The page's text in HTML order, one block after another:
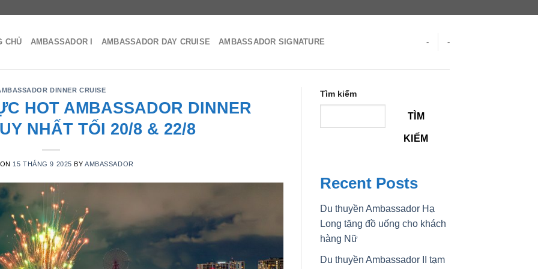
CHỦ AMBASSADOR I AMBASSADOR DAY CRUISE AMBASSADOR SIGNATURE - -
DINNER CRUISE
HOT AMBASSADOR DINNER
NHẤT TỐI 20/8 & 22/8
15 THÁNG 9 2025 BYAMBASSADOR
Tìm kiếm
TÌM
KIẾM
Recent Posts
Du thuyền Ambassador Hạ
Long tặng đồ uống cho khách
hàng Nữ
Du thuyền Ambassador II tạm